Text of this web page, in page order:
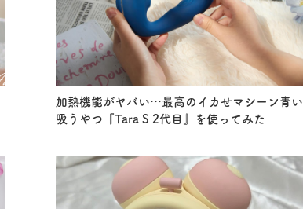
加熱機能がヤバい…最高のイカせマシーン青い
吸うやつ『Tara S 2代目』を使ってみた